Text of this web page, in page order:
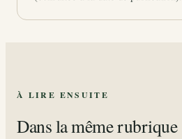
À LIRE ENSUITE
Dans la même rubrique